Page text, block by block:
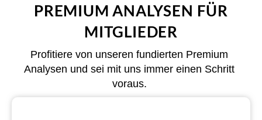
PREMIUM ANALYSEN FÜR
MITGLIEDER
Profitiere von unseren fundierten Premium
Analysen und sei mit uns immer einen Schritt
voraus.